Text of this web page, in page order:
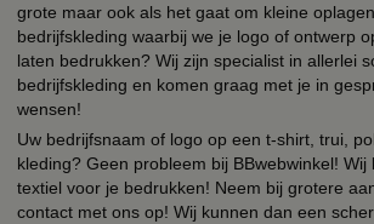
grote maar ook als het gaat om kleine
bedrijfskleding waarbij we je logo of ontwerp
laten bedrukken? Wij zijn specialist in allerlei
bedrijfskleding en komen graag met je in
wensen!
Uw bedrijfsnaam of logo op een t-shirt, trui,
kleding? Geen probleem bij BBwebwinkel!
textiel voor je bedrukken! Neem bij grotere
contact met ons op! Wij kunnen dan een